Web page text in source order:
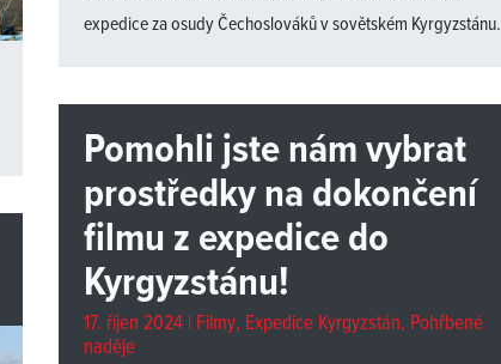
expedice za osudy Čechoslováků v sovětském Kyrgyzstánu.
Pomohli jste nám vybrat
prostředky na dokončení
filmu z expedice do
Kyrgyzstánu!
17. říjen 2024 | Filmy, Expedice Kyrgyzstán, Pohřbené
naděje